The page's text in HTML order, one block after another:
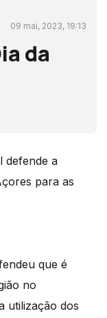
09 mai, 2023, 19:13
da
defende a
para as
que é
no
utilização dos